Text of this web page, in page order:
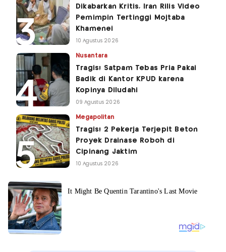
Dikabarkan Kritis, Iran Rilis Video
Pemimpin Tertinggi Mojtaba
Khamenei
10 Agustus 2026
Nusantara
Tragis! Satpam Tebas Pria Pakai
Badik di Kantor KPUD karena
Kopinya Diludahi
09 Agustus 2026
Megapolitan
Tragis! 2 Pekerja Terjepit Beton
Proyek Drainase Roboh di
Cipinang Jaktim
10 Agustus 2026